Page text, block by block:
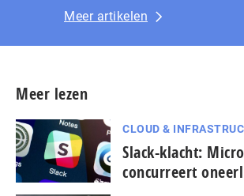
Meer artikelen
Meer lezen
CLOUD &
Slack-klacht:
concurreert